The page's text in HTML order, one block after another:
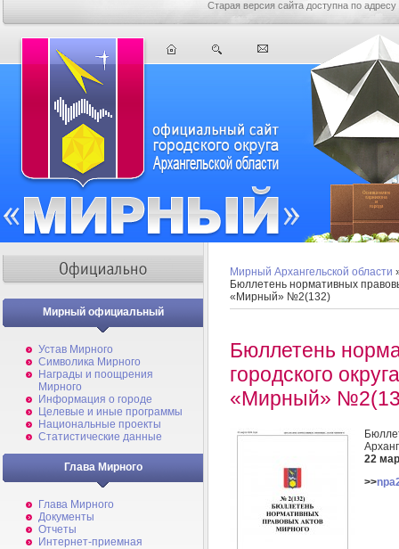
Старая версия сайта доступна по адресу
Мирный официальный
Устав Мирного
Символика Мирного
Награды и поощрения
Мирного
Информация о городе
Целевые и иные программы
Национальные проекты
Статистические данные
Глава Мирного
Глава Мирного
Документы
Отчеты
Интернет-приемная
Мирный Архангельской области
Бюллетень нормативных
«Мирный» №2(132)
Бюллетень
городского
«Мирный»
22
>>